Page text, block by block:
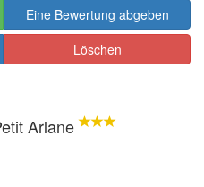
Eine Bewertung abgeben
Löschen
Arlane